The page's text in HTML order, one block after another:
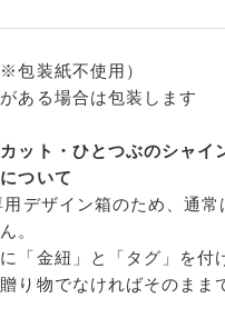
包装紙不使用）
ある場合は包装します
カット・ひとつぶのシャイ
ついて
用デザイン箱のため、通
。
「金紐」と「タグ」を付
り物でなければそのまま